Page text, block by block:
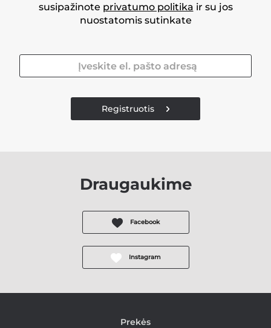
susipažinote privatumo politika ir su jos
nuostatomis sutinkate
Registruotis
Draugaukime
Facebook
Instagram
Prekės